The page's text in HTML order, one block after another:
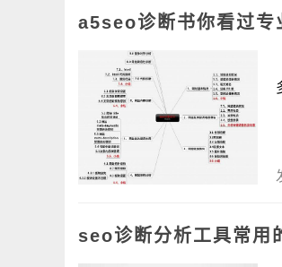
a5seo诊断书你看过专
seo诊断分析工具常用